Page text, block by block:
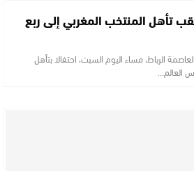
عقب تأهل المنتخب المغربي إلى ربع
الرباط، مساء اليوم السبت، احتفالا بتأهل
العالم…